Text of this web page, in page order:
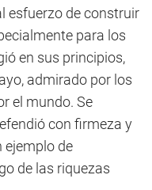
esfuerzo de construir
para los
en sus principios,
admirado por los
el mundo. Se
con firmeza y
ejemplo de
de las riquezas